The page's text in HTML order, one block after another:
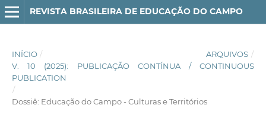
REVISTA BRASILEIRA DE EDUCAÇÃO DO CAMPO
INÍCIO / ARQUIVOS /
V. 10 (2025): PUBLICAÇÃO CONTÍNUA / CONTINUOUS
PUBLICATION
/
Dossiê: Educação do Campo - Culturas e Territórios